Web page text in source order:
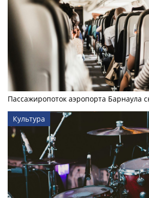
Пассажиропоток аэропорта Барнаула
Культура